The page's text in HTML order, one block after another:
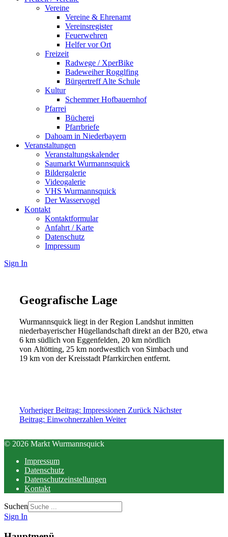
Vereine
Vereine & Ehrenamt
Vereinsregister
Feuerwehren
Helfer vor Ort
Freizeit
Radwege / XperBike
Badeweiher Rogglfing
Bürgertreff Alte Schule
Kultur
Schemmer Hofbauernhof
Pfarrei
Bücherei
Pfarrbriefe
Dahoam in Niederbayern
Veranstaltungen
Veranstaltungskalender
Saumarkt Wurmannsquick
Bildergalerie
Videogalerie
VHS Wurmannsquick
Der Wasservogel
Kontakt
Kontaktformular
Anfahrt / Karte
Datenschutz
Impressum
Sign In
Geografische Lage
Wurmannsquick liegt in der Region Landshut inmitten
niederbayerischer Hügellandschaft direkt an der B20, etwa
6 km südlich von Eggenfelden, 20 km nördlich
von Altötting, 25 km nordwestlich von Simbach und
19 km von der Kreisstadt Pfarrkirchen entfernt.
Vorheriger Beitrag: Impressionen Zurück Nächster
Beitrag: Einwohnerzahlen Weiter
© 2026 Markt Wurmannsquick
Impressum
Datenschutz
Datenschutzeinstellungen
Kontakt
Suchen
Sign In